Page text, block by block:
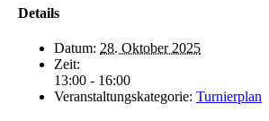
Details
Datum: 28. Oktober 2025
Zeit:
13:00 - 16:00
Veranstaltungskategorie: Turnierplan